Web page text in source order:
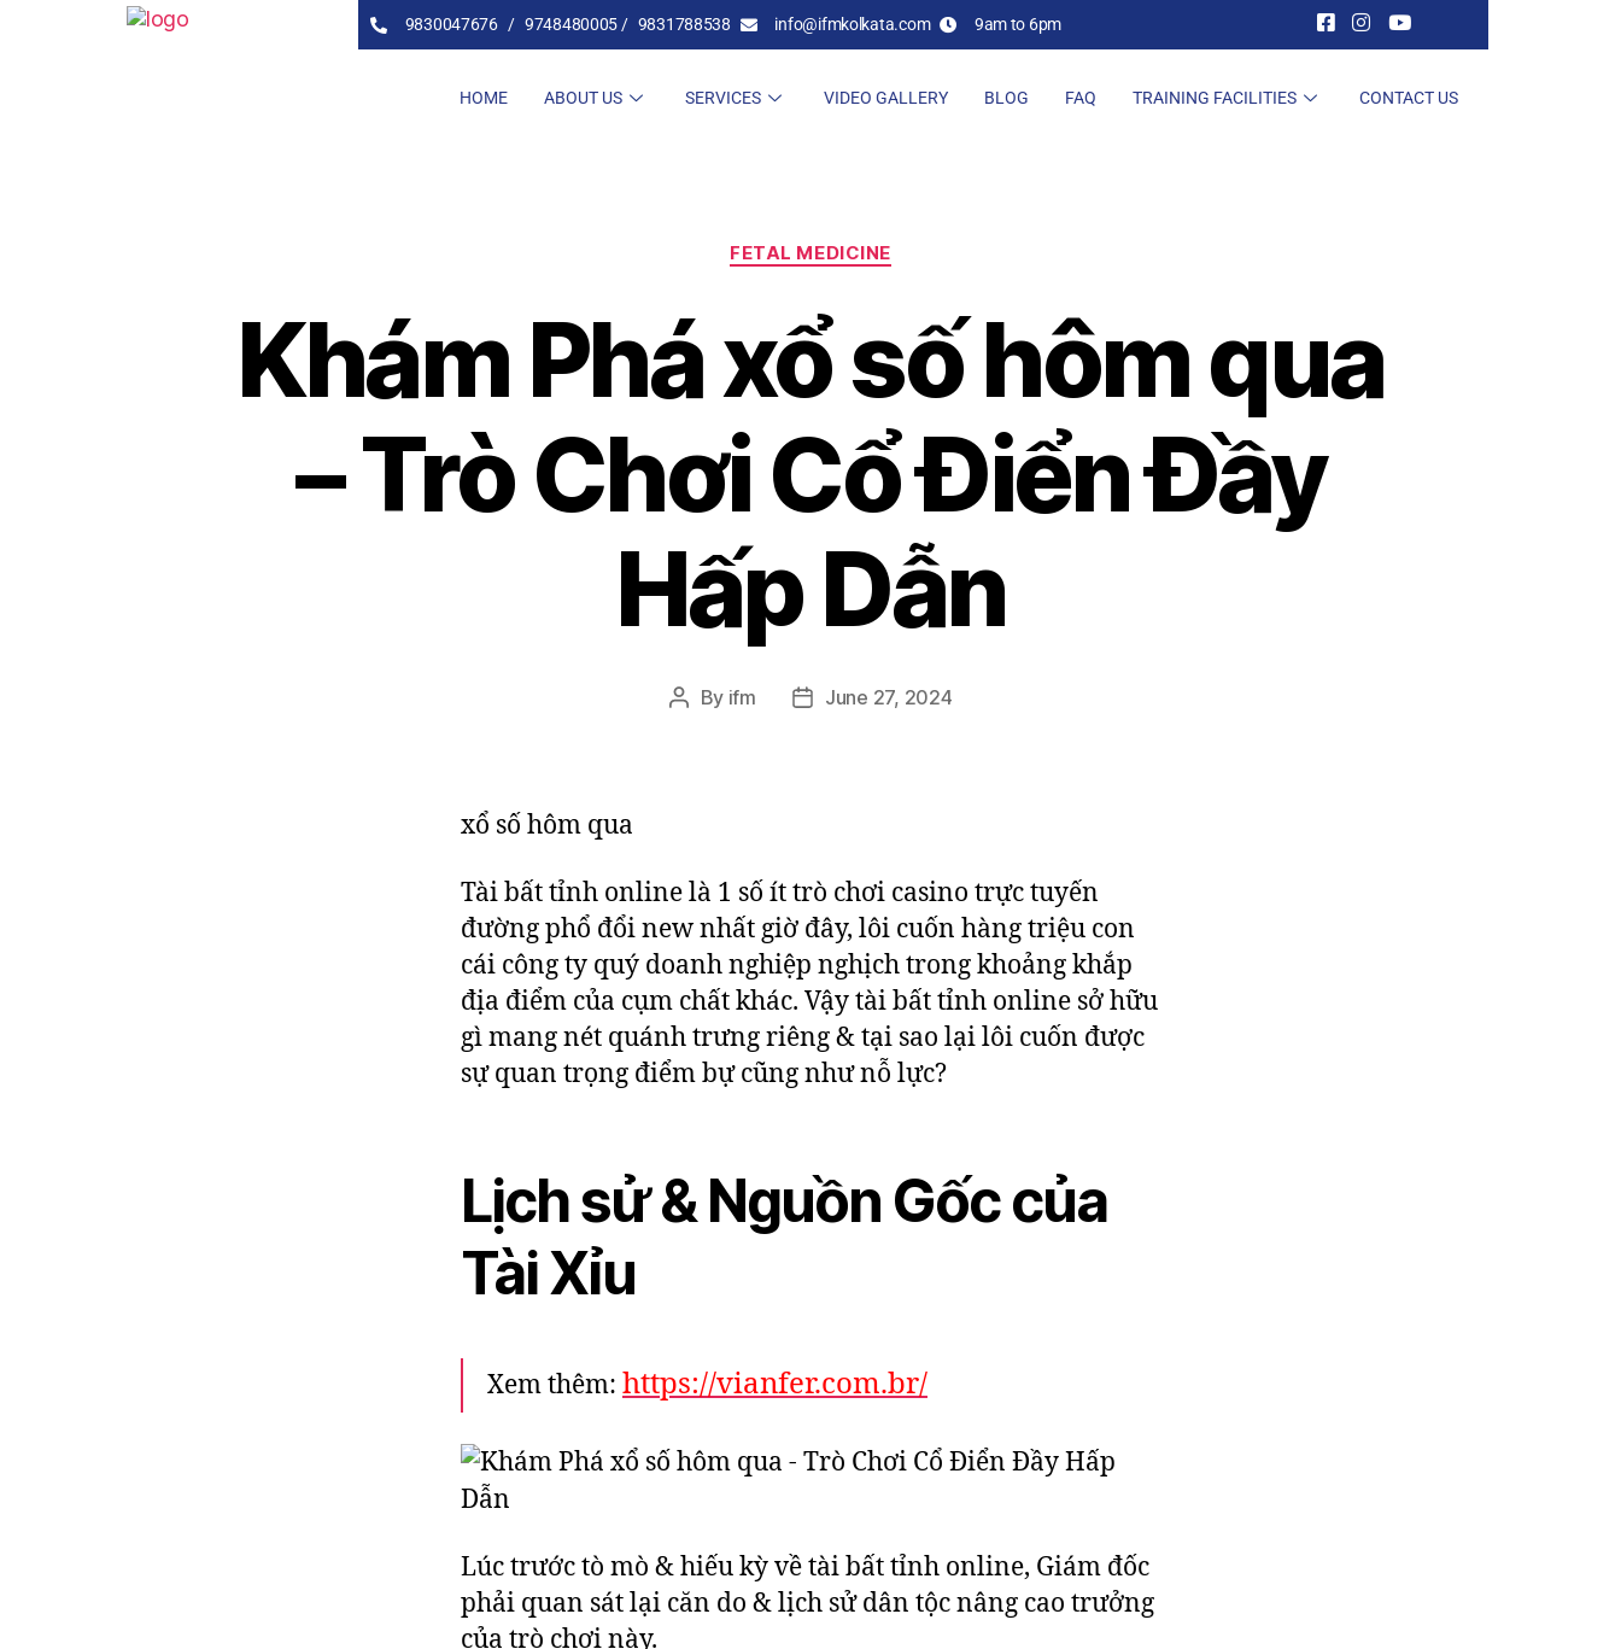
9830047676 / 9748480005 / 9831788538 info@ifmkolkata.com 9am to 6pm
HOME ABOUT US SERVICES VIDEO GALLERY BLOG FAQ TRAINING FACILITIES CONTACT US
FETAL MEDICINE
Khám Phá xổ số hôm qua
– Trò Chơi Cổ Điển Đầy
Hấp Dẫn
By ifm June 27, 2024
xổ số hôm qua
Tài bất tỉnh online là 1 số ít trò chơi casino trực tuyến
đường phổ đổi new nhất giờ đây, lôi cuốn hàng triệu con
cái công ty quý doanh nghiệp nghịch trong khoảng khắp
địa điểm của cụm chất khác. Vậy tài bất tỉnh online sở hữu
gì mang nét quánh trưng riêng & tại sao lại lôi cuốn được
sự quan trọng điểm bự cũng như nỗ lực?
Lịch sử & Nguồn Gốc của
Tài Xỉu
Xem thêm: https://vianfer.com.br/
Lúc trước tò mò & hiếu kỳ về tài bất tỉnh online, Giám đốc
phải quan sát lại căn do & lịch sử dân tộc nâng cao trưởng
của trò chơi này.